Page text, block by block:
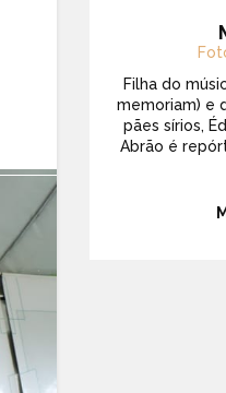
Filha do
memoriam) e
pães sírios,
Abrão é